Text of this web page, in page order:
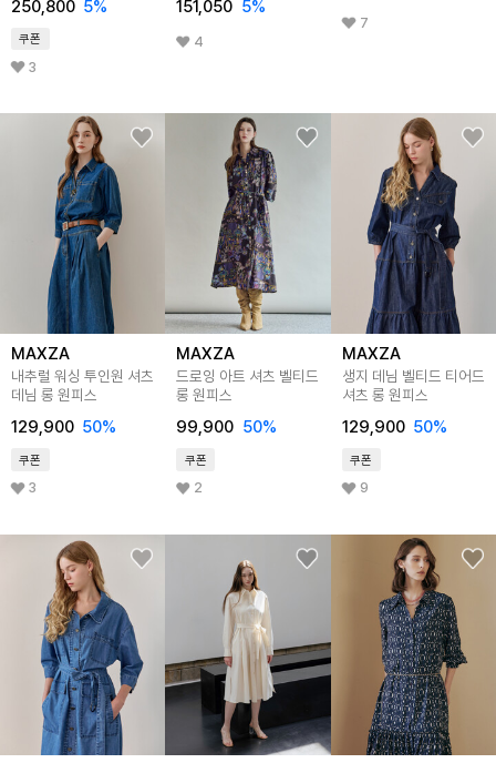
250,800 5%
쿠폰
3
151,050 5%
4
7
MAXZA
내추럴 워싱 투인원 셔츠
데님 롱 원피스
129,900 50%
쿠폰
3
MAXZA
드로잉 아트 셔츠 벨티드
롱 원피스
99,900 50%
쿠폰
2
MAXZA
생지 데님 벨티드 티어드
셔츠 롱 원피스
129,900 50%
쿠폰
9